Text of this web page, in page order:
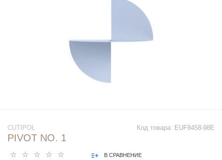
Код товара: EUF8458-98E
CUTIPOL
PIVOT NO. 1
В СРАВНЕНИЕ